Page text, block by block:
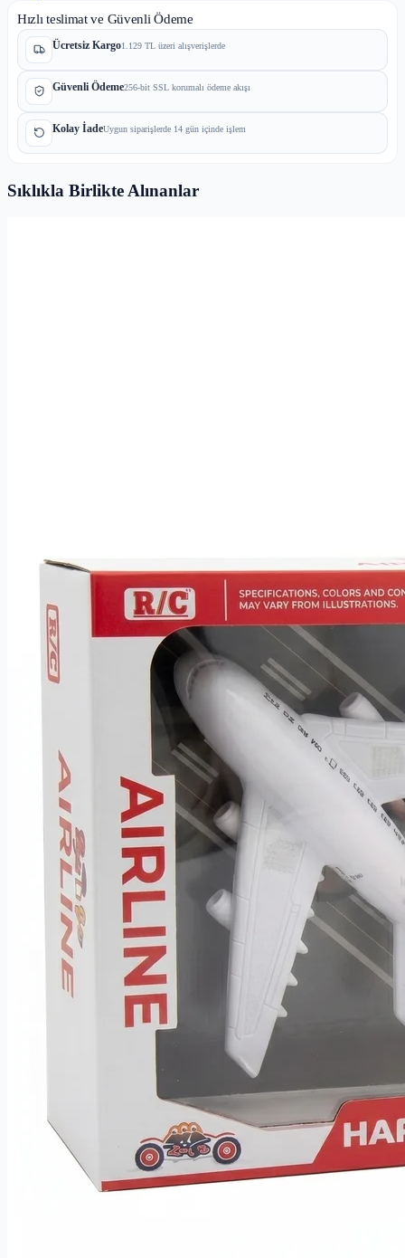
Hızlı teslimat ve Güvenli Ödeme
Ücretsiz Kargo1.129 TL üzeri alışverişlerde
Güvenli Ödeme256-bit SSL korumalı ödeme akışı
Kolay İadeUygun siparişlerde 14 gün içinde işlem
Sıklıkla Birlikte Alınanlar